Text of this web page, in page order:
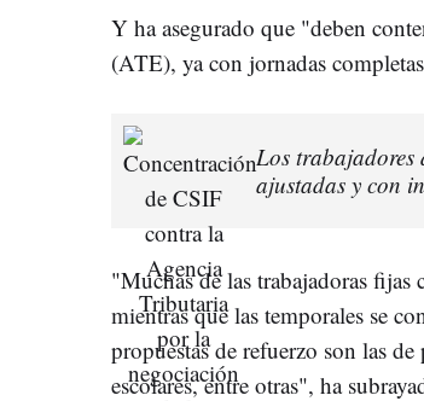
Y ha asegurado que "deben
(ATE), ya con jornadas
Los trabajadores
ajustadas y con
"Muchas de las trabajadoras
mientras que las temporales se
propuestas de refuerzo son las
escolares, entre otras", ha